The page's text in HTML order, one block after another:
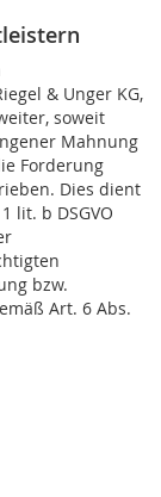
& Unger KG,
soweit
Mahnung
Forderung
Dies dient
lit. b DSGVO
bzw.
Art. 6 Abs.